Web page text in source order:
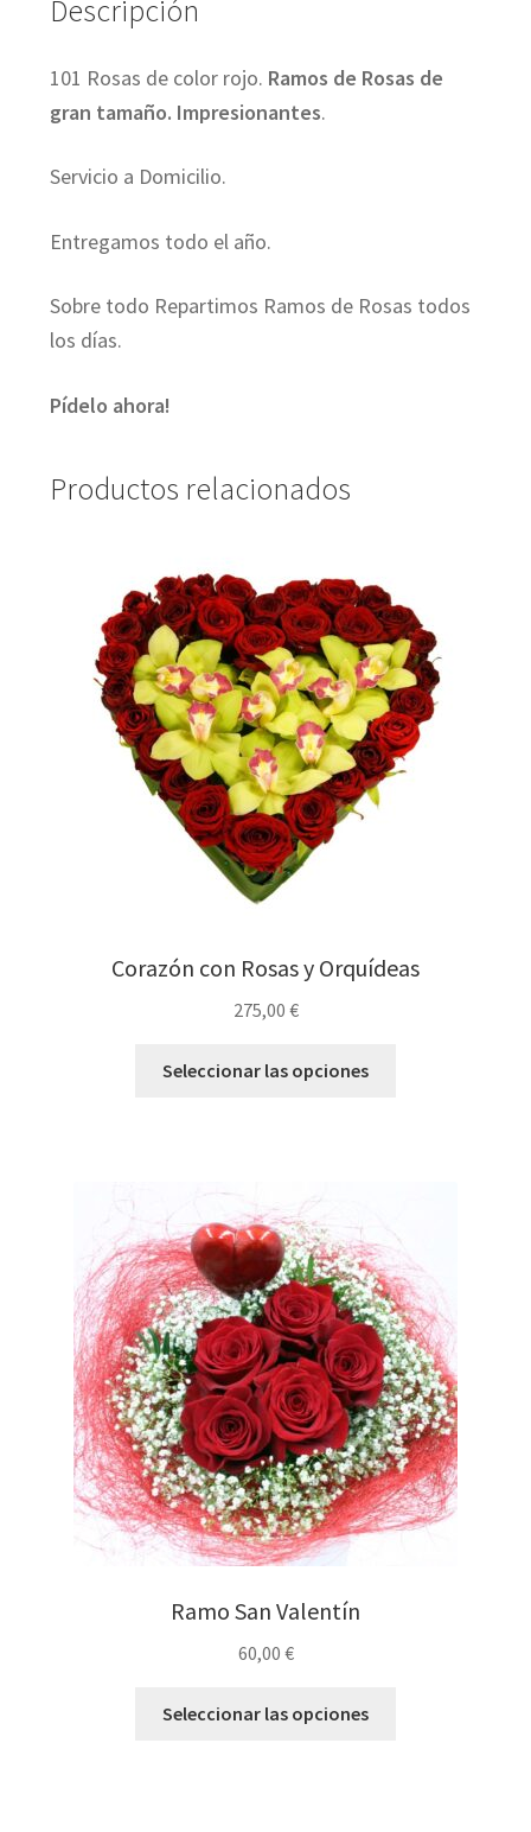
Descripción
101 Rosas de color rojo. Ramos de Rosas de
gran tamaño. Impresionantes.
Servicio a Domicilio.
Entregamos todo el año.
Sobre todo Repartimos Ramos de Rosas todos
los días.
Pídelo ahora!
Productos relacionados
Corazón con Rosas y Orquídeas
275,00 €
Seleccionar las opciones
Ramo San Valentín
60,00 €
Seleccionar las opciones